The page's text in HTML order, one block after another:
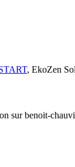
, EkoZen
sur benoit-